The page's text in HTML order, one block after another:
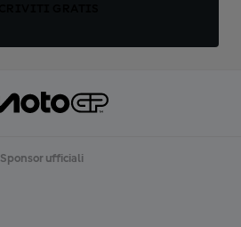
Sponsor ufficiali